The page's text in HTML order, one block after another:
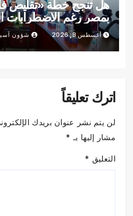
هل تنجح خطة «تقليص
بمصر رغم الاضطرابات
أغسطس 8, 2026 شؤون
اترك تعليقاً
لن يتم نشر عنوان بريدك
مشار إليها بـ *
التعليق *